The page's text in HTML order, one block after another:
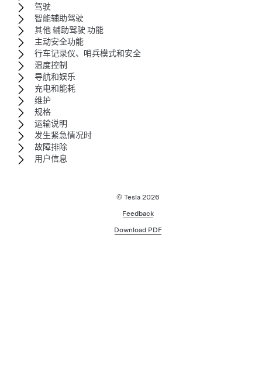
驾驶
智能辅助驾驶
其他 辅助驾驶 功能
主动安全功能
行车记录仪、哨兵模式和安全
温度控制
导航和娱乐
充电和能耗
维护
规格
运输说明
发生紧急情况时
故障排除
用户信息
© Tesla 2026
Feedback
Download PDF